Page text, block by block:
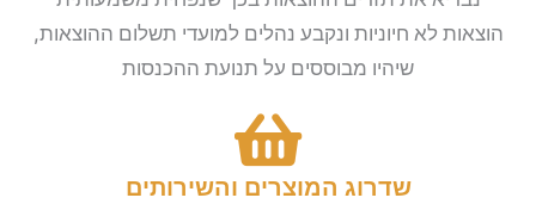
הוצאות לא חיוניות ונקבע נהלים למועדי תשלום ההוצאות,
שיהיו מבוססים על תנועת ההכנסות
שדרוג המוצרים והשירותים